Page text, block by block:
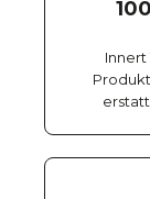
Innert